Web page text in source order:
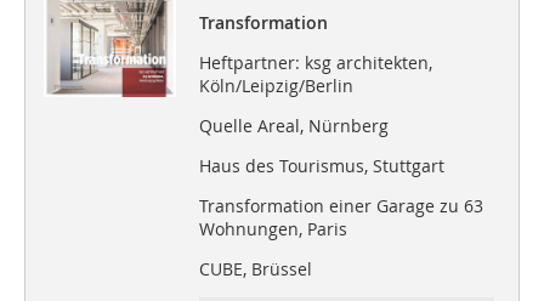
Transformation
Heftpartner: ksg architekten,
Köln/Leipzig/Berlin
Quelle Areal, Nürnberg
Haus des Tourismus, Stuttgart
Transformation einer Garage zu 63
Wohnungen, Paris
CUBE, Brüssel